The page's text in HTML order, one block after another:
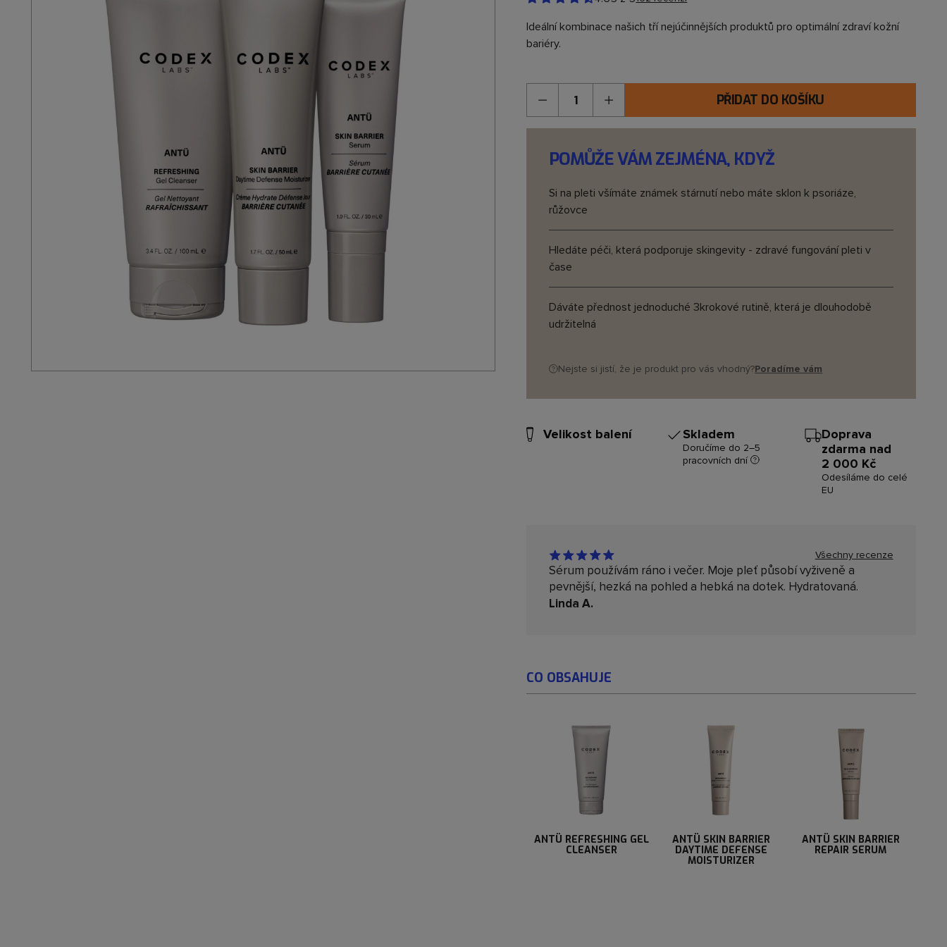
Ideální kombinace našich tří nejúčinnějších produktů pro optimální zdraví kožní
bariéry.
PŘIDAT DO KOŠÍKU
POMŮŽE VÁM ZEJMÉNA, KDYŽ
si na pleti všímáte známek stárnutí nebo máte sklon k psoriáze,
růžovce
hledáte péči, která podporuje skingevity - zdravé fungování pleti v
čase
dáváte přednost jednoduché 3krokové rutině, která je dlouhodobě
udržitelná
Nejste si jistí, že je produkt pro vás vhodný?Poradíme vám
Velikost balení Skladem
Doručíme do 2–5
pracovních dní
Doprava
zdarma nad
2 000 Kč
Odesíláme do celé
EU
Všechny recenze
Sérum používám ráno i večer. Moje pleť působí vyživeně a
pevnější, hezká na pohled a hebká na dotek. Hydratovaná.
Linda A.
CO OBSAHUJE
ANTÜ REFRESHING GEL
CLEANSER
ANTÜ SKIN BARRIER
DAYTIME DEFENSE
MOISTURIZER
ANTÜ SKIN BARRIER
REPAIR SERUM